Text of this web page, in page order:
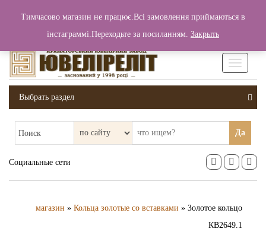
Вход / Регистрация 0 грн.
Выбрать раздел
Поиск Да
Социальные сети
магазин » Кольца золотые со вставками » Золотое кольцо
КВ2649.1
Тимчасово магазин не працює.Всі замовлення приймаються в
інстаграммі.Переходьте за посиланням. Закрыть